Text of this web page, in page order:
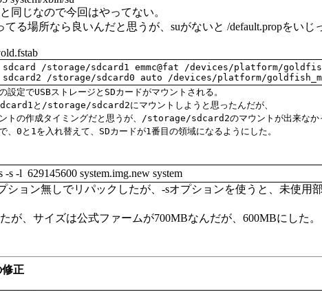
同じなので今回はやってない。
てる場所なら良いんだと思うが、suがないと /default.propをいじ
sdcard /storage/sdcard1 emmc@fat /devices/platform/
sdcard2 /storage/sdcard0 auto /devices/platform/
設定でUSBストレージとSDカードがマウントされる。
と /storage/sdcard2にマウントしようと思ったんだが、
トの作成タイミングだと思うが、 /storage/sdcard2のマウントが出来なか
、0と1を入れ替えて、SDカードが1番目の領域になるようにした。
-s -l 629145600 system.img.new system
ション無しでリパックしたが、-sオプションを使うと、未使用
が、サイズは公式ファームが700MBなんだが、600MBにした。
修正